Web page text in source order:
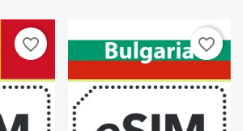
favorite_border favorite_border